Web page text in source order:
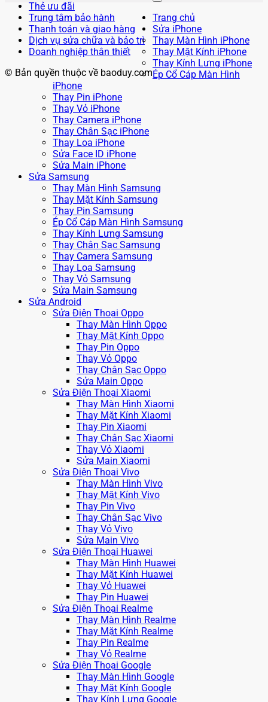
Thẻ ưu đãi
Trung tâm bảo hành
Thanh toán và giao hàng
Dịch vụ sửa chữa và bảo trì
Doanh nghiệp thân thiết
© Bản quyền thuộc về baoduy.com
Trang chủ
Sửa iPhone
Thay Màn Hình iPhone
Thay Mặt Kính iPhone
Thay Kính Lưng iPhone
Ép Cổ Cáp Màn Hình
iPhone
Thay Pin iPhone
Thay Vỏ iPhone
Thay Camera iPhone
Thay Chân Sạc iPhone
Thay Loa iPhone
Sửa Face ID iPhone
Sửa Main iPhone
Sửa Samsung
Thay Màn Hình Samsung
Thay Mặt Kính Samsung
Thay Pin Samsung
Ép Cổ Cáp Màn Hình Samsung
Thay Kính Lưng Samsung
Thay Chân Sạc Samsung
Thay Camera Samsung
Thay Loa Samsung
Thay Vỏ Samsung
Sửa Main Samsung
Sửa Android
Sửa Điện Thoại Oppo
Thay Màn Hình Oppo
Thay Mặt Kính Oppo
Thay Pin Oppo
Thay Vỏ Oppo
Thay Chân Sạc Oppo
Sửa Main Oppo
Sửa Điện Thoại Xiaomi
Thay Màn Hình Xiaomi
Thay Mặt Kính Xiaomi
Thay Pin Xiaomi
Thay Chân Sạc Xiaomi
Thay Vỏ Xiaomi
Sửa Main Xiaomi
Sửa Điện Thoại Vivo
Thay Màn Hình Vivo
Thay Mặt Kính Vivo
Thay Pin Vivo
Thay Chân Sạc Vivo
Thay Vỏ Vivo
Sửa Main Vivo
Sửa Điện Thoại Huawei
Thay Màn Hình Huawei
Thay Mặt Kính Huawei
Thay Vỏ Huawei
Thay Pin Huawei
Sửa Điện Thoại Realme
Thay Màn Hình Realme
Thay Mặt Kính Realme
Thay Pin Realme
Thay Vỏ Realme
Sửa Điện Thoại Google
Thay Màn Hình Google
Thay Mặt Kính Google
Thay Kính Lưng Google